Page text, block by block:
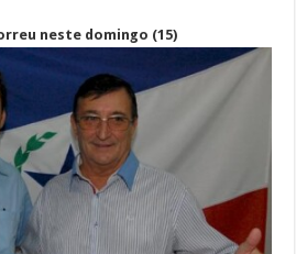
neste domingo (15)